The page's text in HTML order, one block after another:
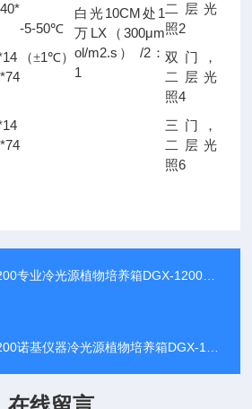
-5-50℃
（±1℃）
白光10CM处 1
万 LX （300μm
ol/m2.s ） /2：
1
二层光
照2
双门，
二层光
照4
三门，
二层光
照6
源植物培养箱DGX-1200厂家，专注于冷光源植物培养箱DGX-1200研发生产
诺基仪器冷光源植物培养箱DGX-1200*